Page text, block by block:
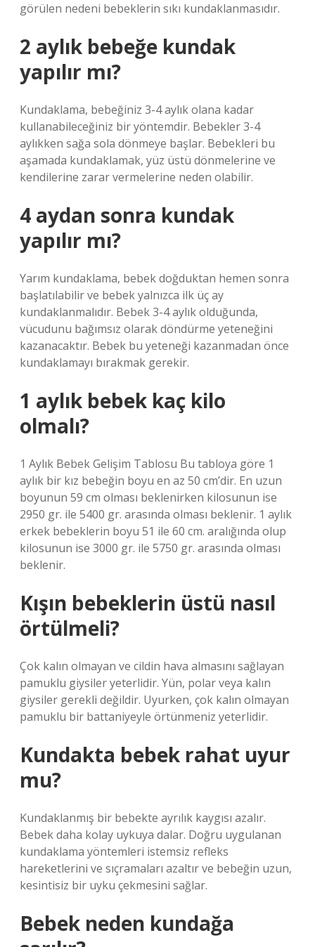
görülen nedeni bebeklerin sıkı kundaklanmasıdır.
2 aylık bebeğe kundak
yapılır mı?
Kundaklama, bebeğiniz 3-4 aylık olana kadar
kullanabileceğiniz bir yöntemdir. Bebekler 3-4
aylıkken sağa sola dönmeye başlar. Bebekleri bu
aşamada kundaklamak, yüz üstü dönmelerine ve
kendilerine zarar vermelerine neden olabilir.
4 aydan sonra kundak
yapılır mı?
Yarım kundaklama, bebek doğduktan hemen sonra
başlatılabilir ve bebek yalnızca ilk üç ay
kundaklanmalıdır. Bebek 3-4 aylık olduğunda,
vücudunu bağımsız olarak döndürme yeteneğini
kazanacaktır. Bebek bu yeteneği kazanmadan önce
kundaklamayı bırakmak gerekir.
1 aylık bebek kaç kilo
olmalı?
1 Aylık Bebek Gelişim Tablosu Bu tabloya göre 1
aylık bir kız bebeğin boyu en az 50 cm’dir. En uzun
boyunun 59 cm olması beklenirken kilosunun ise
2950 gr. ile 5400 gr. arasında olması beklenir. 1 aylık
erkek bebeklerin boyu 51 ile 60 cm. aralığında olup
kilosunun ise 3000 gr. ile 5750 gr. arasında olması
beklenir.
Kışın bebeklerin üstü nasıl
örtülmeli?
Çok kalın olmayan ve cildin hava almasını sağlayan
pamuklu giysiler yeterlidir. Yün, polar veya kalın
giysiler gerekli değildir. Uyurken, çok kalın olmayan
pamuklu bir battaniyeyle örtünmeniz yeterlidir.
Kundakta bebek rahat uyur
mu?
Kundaklanmış bir bebekte ayrılık kaygısı azalır.
Bebek daha kolay uykuya dalar. Doğru uygulanan
kundaklama yöntemleri istemsiz refleks
hareketlerini ve sıçramaları azaltır ve bebeğin uzun,
kesintisiz bir uyku çekmesini sağlar.
Bebek neden kundağa